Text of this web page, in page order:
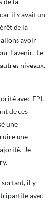
de la
il y avait un
de la
avoir
l’avenir. Le
niveaux.
avec EPI,
de ces
une
une
Je
sortant, il y
tripartite avec